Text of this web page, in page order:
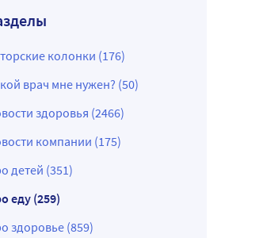
колонки (176)
врач мне нужен? (50)
здоровья (2466)
компании (175)
детей (351)
еду (259)
здоровье (859)